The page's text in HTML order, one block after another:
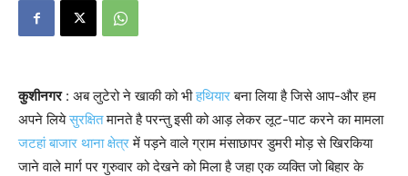
कुशीनगर: अब लुटेरो ने खाकी को भीहथियारबना लिया है जिसे आप-और हम
अपने लियेसुरक्षितमानते है परन्तु इसी को आड़ लेकर लूट-पाट करने का मामला
जटहां बाजार थाना क्षेत्रमें पड़ने वाले ग्राम मंसाछापर डुमरी मोड़ से खिरकिया
जाने वाले मार्ग पर गुरुवार को देखने को मिला है जहा एक व्यक्ति जो बिहार के